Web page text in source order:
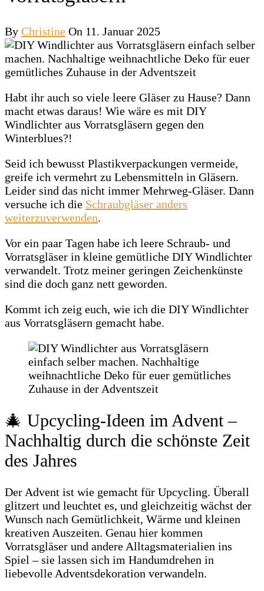
By Christine On 11. Januar 2025
Habt ihr auch so viele leere Gläser zu Hause? Dann
macht etwas daraus! Wie wäre es mit DIY
Windlichter aus Vorratsgläsern gegen den
Winterblues?!
Seid ich bewusst Plastikverpackungen vermeide,
greife ich vermehrt zu Lebensmitteln in Gläsern.
Leider sind das nicht immer Mehrweg-Gläser. Dann
versuche ich die Schraubgläser anders
weiterzuverwenden.
Vor ein paar Tagen habe ich leere Schraub- und
Vorratsgläser in kleine gemütliche DIY Windlichter
verwandelt. Trotz meiner geringen Zeichenkünste
sind die doch ganz nett geworden.
Kommt ich zeig euch, wie ich die DIY Windlichter
aus Vorratsgläsern gemacht habe.
🎄 Upcycling‑Ideen im Advent –
Nachhaltig durch die schönste Zeit
des Jahres
Der Advent ist wie gemacht für Upcycling. Überall
glitzert und leuchtet es, und gleichzeitig wächst der
Wunsch nach Gemütlichkeit, Wärme und kleinen
kreativen Auszeiten. Genau hier kommen
Vorratsgläser und andere Alltagsmaterialien ins
Spiel – sie lassen sich im Handumdrehen in
liebevolle Adventsdekoration verwandeln.